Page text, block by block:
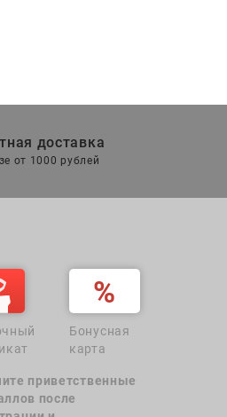
доставка
от 1000 рублей
Бонусная
карта
приветственные
после